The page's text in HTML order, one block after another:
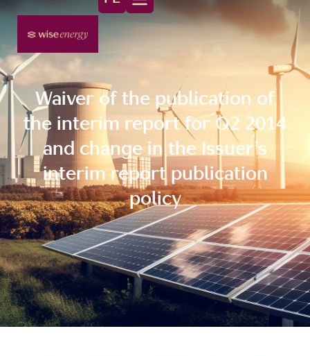
Waiver of the publication of
the interim report for Q2 2014
and change in the Issuer’s
interim report publication
policy